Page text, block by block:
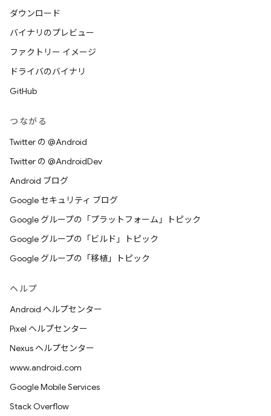
ダウンロード
バイナリのプレビュー
ファクトリー イメージ
ドライバのバイナリ
GitHub
つながる
Twitter の @Android
Twitter の @AndroidDev
Android ブログ
Google セキュリティ ブログ
Google グループの「プラットフォーム」トピック
Google グループの「ビルド」トピック
Google グループの「移植」トピック
ヘルプ
Android ヘルプセンター
Pixel ヘルプセンター
Nexus ヘルプセンター
www.android.com
Google Mobile Services
Stack Overflow